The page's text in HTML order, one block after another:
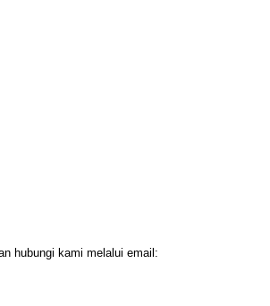
hubungi kami melalui email: